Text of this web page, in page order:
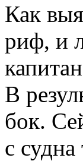
Как
риф, и
В
бок.
с